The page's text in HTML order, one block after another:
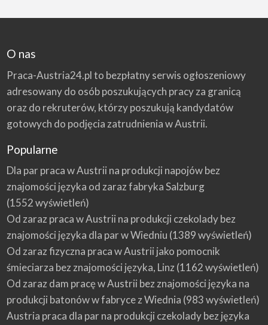
O nas
Praca-Austria24.pl to bezpłatny serwis ogłoszeniowy
adresowany do osób poszukujących pracy za granicą
oraz do rekruterów, którzy poszukują kandydatów
gotowych do podjęcia zatrudnienia w Austrii.
Popularne
Dla par praca w Austrii na produkcji napojów bez
znajomości języka od zaraz fabryka Salzburg
(1552 wyświetleń)
Od zaraz praca w Austrii na produkcji czekolady bez
znajomości języka dla par w Wiedniu (1389 wyświetleń)
Od zaraz fizyczna praca w Austrii jako pomocnik
śmieciarza bez znajomości języka, Linz (1162 wyświetleń)
Od zaraz dam pracę w Austrii bez znajomości języka na
produkcji batonów w fabryce z Wiednia (983 wyświetleń)
Austria praca dla par na produkcji czekolady bez języka